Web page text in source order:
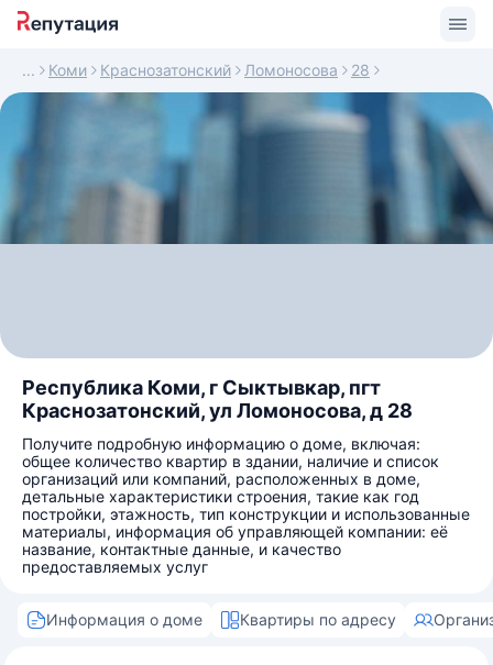
Коми Краснозатонский Ломоносова 28
Республика Коми, г Сыктывкар, пгт
Краснозатонский, ул Ломоносова, д 28
Получите подробную информацию о доме, включая:
общее количество квартир в здании, наличие и список
организаций или компаний, расположенных в доме,
детальные характеристики строения, такие как год
постройки, этажность, тип конструкции и использованные
материалы, информация об управляющей компании: её
название, контактные данные, и качество
предоставляемых услуг
Информация о доме Квартиры по адресу